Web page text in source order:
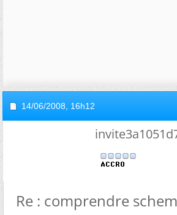
14/06/2008, 16h12
Re : comprendre